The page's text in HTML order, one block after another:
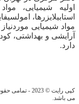
اولیه شیمیایی،
استابیلایزرها،
مواد شیمیایی
آرایشی و بهداشتی،
دارد.
کپی رایت ©
می باشد.